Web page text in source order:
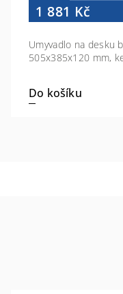
1 881 Kč
Do košíku
Umyvadlo na desku
505x385x120 mm,